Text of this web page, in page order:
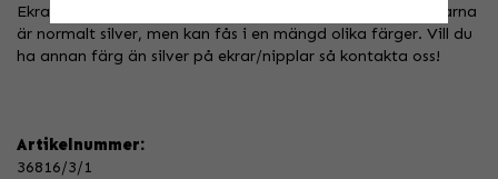
Ekrarna är normalt silver, men kan även fås i svart. Nipplarna
är normalt silver, men kan fås i en mängd olika färger. Vill du
ha annan färg än silver på ekrar/nipplar så kontakta oss!
Artikelnummer:
36816/3/1